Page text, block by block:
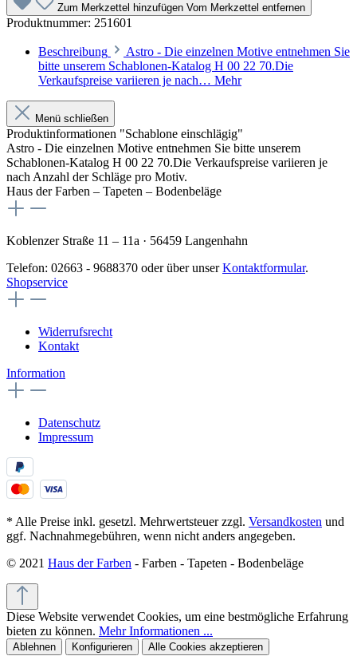
Zum Merkzettel hinzufügen Vom Merkzettel entfernen
Produktnummer: 251601
Beschreibung
Astro - Die einzelnen Motive entnehmen Sie
bitte unserem Schablonen-Katalog H 00 22 70.Die
Verkaufspreise variieren je nach… Mehr
Menü schließen
Produktinformationen "Schablone einschlägig"
Astro - Die einzelnen Motive entnehmen Sie bitte unserem
Schablonen-Katalog H 00 22 70.Die Verkaufspreise variieren je
nach Anzahl der Schläge pro Motiv.
Haus der Farben – Tapeten – Bodenbeläge
Koblenzer Straße 11 – 11a · 56459 Langenhahn
Telefon: 02663 - 9688370 oder über unserKontaktformular.
Shopservice
Widerrufsrecht
Kontakt
Information
Datenschutz
Impressum
* Alle Preise inkl. gesetzl. Mehrwertsteuer zzgl. Versandkosten und
ggf. Nachnahmegebühren, wenn nicht anders angegeben.
© 2021 Haus der Farben - Farben - Tapeten - Bodenbeläge
Diese Website verwendet Cookies, um eine bestmögliche Erfahrung
bieten zu können. Mehr Informationen ...
Ablehnen Konfigurieren Alle Cookies akzeptieren